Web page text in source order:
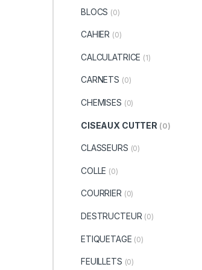
BLOCS (0)
CAHIER (0)
CALCULATRICE (1)
CARNETS (0)
CHEMISES (0)
CISEAUX CUTTER (0)
CLASSEURS (0)
COLLE (0)
COURRIER (0)
DESTRUCTEUR (0)
ETIQUETAGE (0)
FEUILLETS (0)